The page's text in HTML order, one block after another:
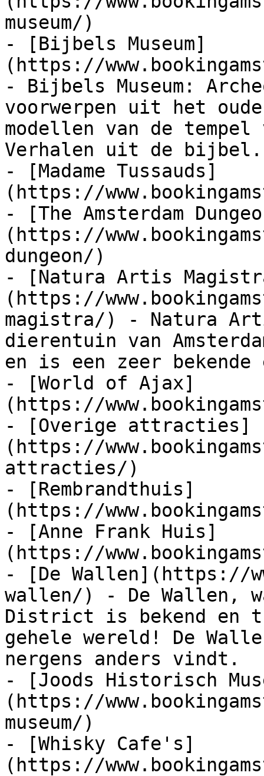
museum/)
- [Bijbels Museum]
(https://
- Bijbels Museum:
voorwerpen uit het oude
modellen van de tempel
Verhalen uit de bijbel.
- [Madame Tussauds]
(https://
- [The Amsterdam
(https://
dungeon/)
- [Natura Artis
(https://
magistra/) - Natura
dierentuin van
en is een zeer
- [World of Ajax]
(https://
- [Overige attracties]
(https://
attracties/)
- [Rembrandthuis]
(https://
- [Anne Frank Huis]
(https://
- [De Wallen](https://
wallen/) - De Wallen,
District is bekend en
gehele wereld! De
nergens anders vindt.
- [Joods Historisch
(https://
museum/)
- [Whisky Cafe's]
(https://